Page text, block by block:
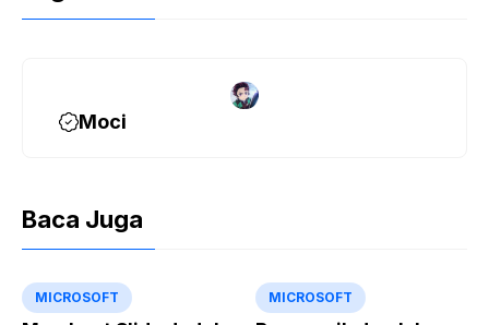
Moci
Baca Juga
MICROSOFT MICROSOFT